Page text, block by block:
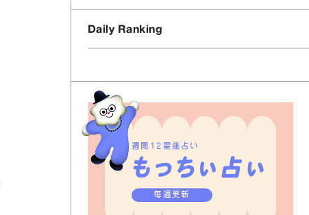
Daily Ranking
週間12星座占い
毎週更新